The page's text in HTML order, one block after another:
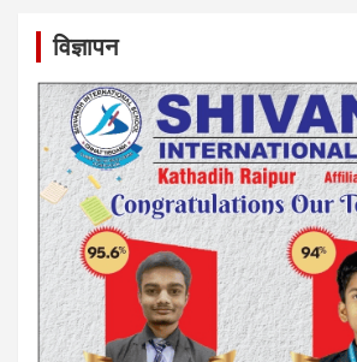
विज्ञापन